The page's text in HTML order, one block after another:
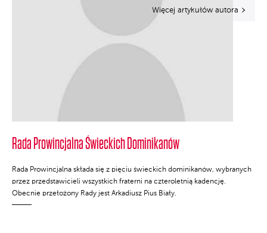
Rada Prowincjalna Świeckich Dominikanów
Rada Prowincjalna składa się z pięciu świeckich dominikanów, wybranych
przez przedstawicieli wszystkich fraterni na czteroletnią kadencję.
Obecnie przełożony Rady jest Arkadiusz Pius Biały.
Więcej artykułów autora